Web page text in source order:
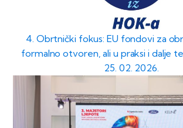
4. Obrtnički fokus: EU fondovi za
formalno otvoren, ali u praksi i dalje
25. 02. 2026.